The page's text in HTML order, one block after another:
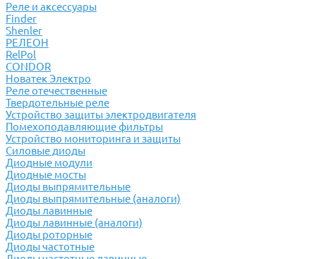
Реле и аксессуары
Finder
Shenler
РЕЛЕОН
RelPol
CONDOR
Новатек Электро
Реле отечественные
Твердотельные реле
Устройство защиты электродвигателя
Помехоподавляющие фильтры
Устройство мониторинга и защиты
Силовые диоды
Диодные модули
Диодные мосты
Диоды выпрямительные
Диоды выпрямительные (аналоги)
Диоды лавинные
Диоды лавинные (аналоги)
Диоды роторные
Диоды частотные